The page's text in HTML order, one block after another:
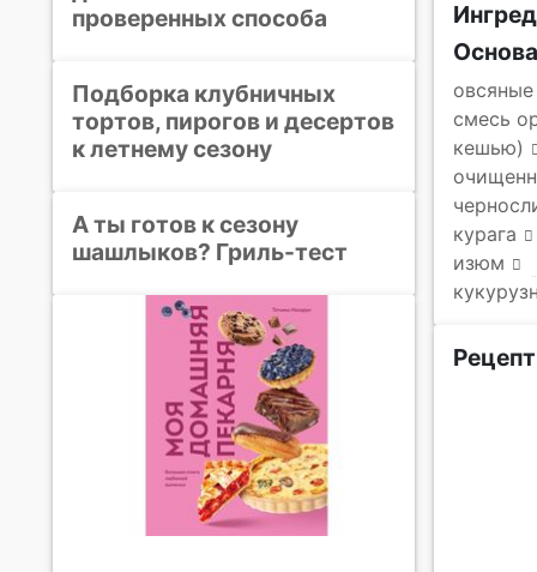
Основа
смесь
кешью)
курага
изюм
проверенных способа
Подборка клубничных
тортов, пирогов и десертов
к летнему сезону
А ты готов к сезону
шашлыков? Гриль-тест